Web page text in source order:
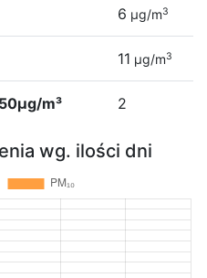
6 µg/m3
11 µg/m3
m³ 2
wg. ilości dni